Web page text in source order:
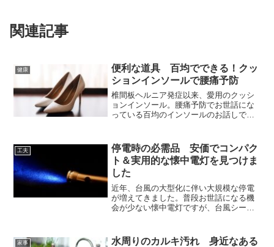
関連記事
健康
便利な道具 百均でできる！クッ
ションインソールで腰痛予防
椎間板ヘルニア発症以来、愛用のクッシ
ョンインソール。腰痛予防でお世話にな
っている百均のインソールのお話しで
工夫
停電時の必需品 安価でコンパク
ト＆実用的な懐中電灯を見つけま
した
近年、台風の大型化に伴い大規模な停電
が増えてきました。普段お世話になる機
会が少ない懐中電灯ですが、台風シーズ
家事
水周りのカルキ汚れ 身近なある